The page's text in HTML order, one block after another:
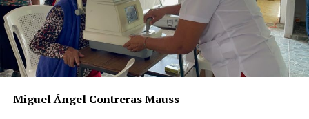
La publicación provocó críticas entre pobladores,
quienes consideran que la Agencia Municipal podría
estar excediendo sus atribuciones al anunciar posibles
sanciones sin precisar el fundamento jurídico que las
presunto abuso de autoridad.
Miguel Ángel Contreras Mauss